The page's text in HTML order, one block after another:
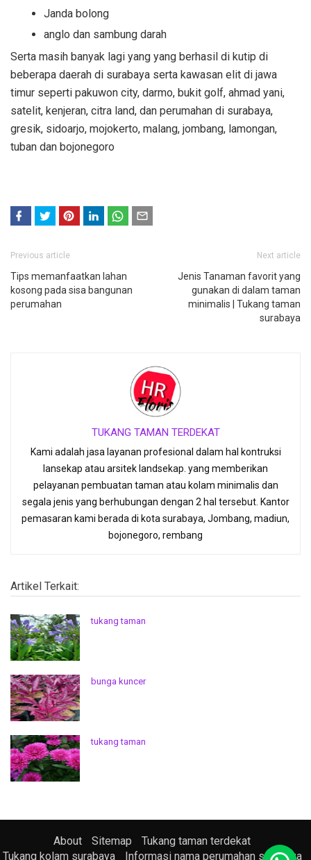
Janda bolong
anglo dan sambung darah
Serta masih banyak lagi yang yang berhasil di kutip di
beberapa daerah di surabaya serta kawasan elit di jawa
timur seperti pakuwon city, darmo, bukit golf, ahmad yani,
satelit, kenjeran, citra land, dan perumahan di surabaya,
gresik, sidoarjo, mojokerto, malang, jombang, lamongan,
tuban dan bojonegoro
ace
boo
k
witt
er
Previous article
Tips memanfaatkan lahan
kosong pada sisa bangunan
perumahan
Next article
Jenis Tanaman favorit yang
gunakan di dalam taman
minimalis | Tukang taman
surabaya
TUKANG TAMAN TERDEKAT
Kami adalah jasa layanan profesional dalam hal kontruksi
lansekap atau arsitek landsekap. yang memberikan
pelayanan pembuatan taman atau kolam minimalis dan
segala jenis yang berhubungan dengan 2 hal tersebut. Kantor
pemasaran kami berada di kota surabaya, Jombang, madiun,
bojonegoro, rembang
Artikel Terkait:
tukang taman
bunga kuncer
tukang taman
About Sitemap
Tukang taman terdekat
Tukang kolam surabaya
Informasi nama perumahan surabaya